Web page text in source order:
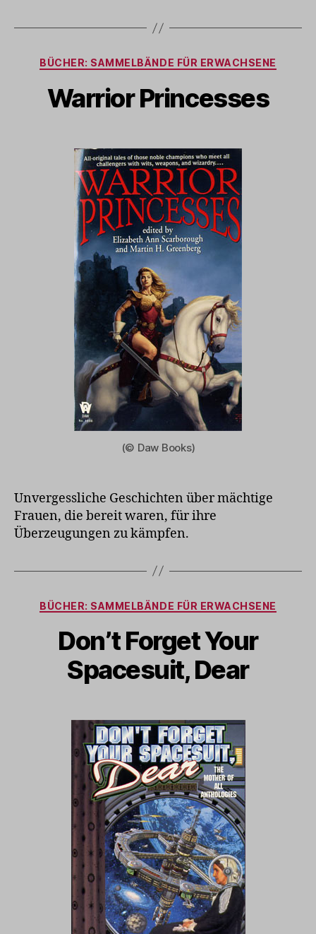
Kategorien
BÜCHER: SAMMELBÄNDE FÜR ERWACHSENE
Warrior Princesses
(© Daw Books)
Unvergessliche Geschichten über mächtige
Frauen, die bereit waren, für ihre
Überzeugungen zu kämpfen.
Kategorien
BÜCHER: SAMMELBÄNDE FÜR ERWACHSENE
Don’t Forget Your
Spacesuit, Dear